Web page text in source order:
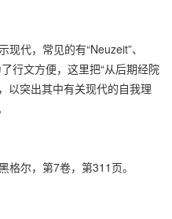
代，常见的有“Neuzeit”、
行文方便，这里把“从后期经院
以突出其中有关现代的自我理
尔，第7卷，第311页。